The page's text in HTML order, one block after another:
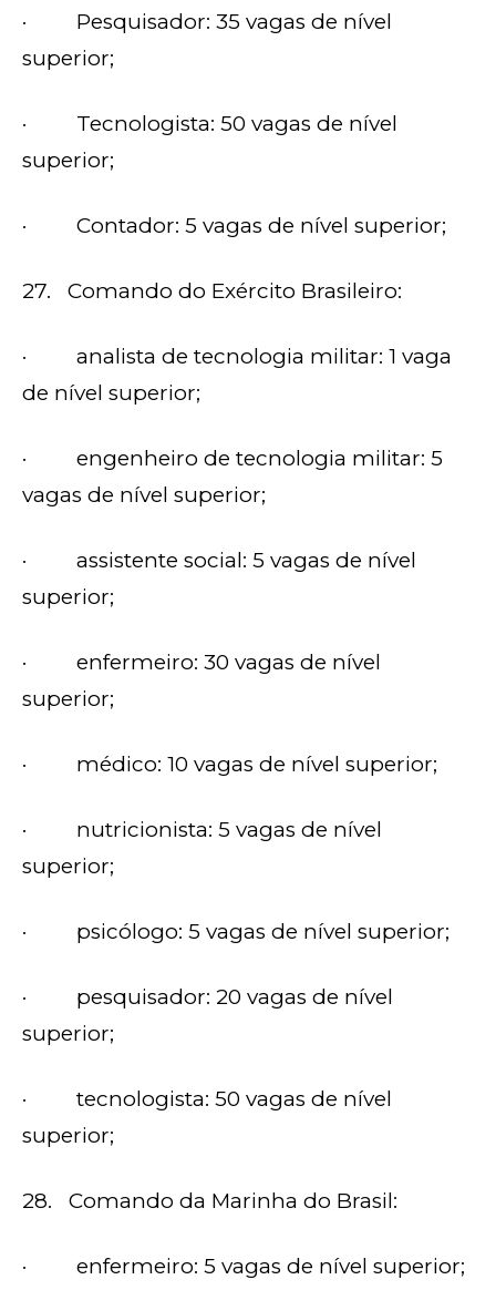
· Pesquisador: 35 vagas de nível
superior;
· Tecnologista: 50 vagas de nível
superior;
· Contador: 5 vagas de nível superior;
27. Comando do Exército Brasileiro:
· analista de tecnologia militar: 1 vaga
de nível superior;
· engenheiro de tecnologia militar: 5
vagas de nível superior;
· assistente social: 5 vagas de nível
superior;
· enfermeiro: 30 vagas de nível
superior;
· médico: 10 vagas de nível superior;
· nutricionista: 5 vagas de nível
superior;
· psicólogo: 5 vagas de nível superior;
· pesquisador: 20 vagas de nível
superior;
· tecnologista: 50 vagas de nível
superior;
28. Comando da Marinha do Brasil:
· enfermeiro: 5 vagas de nível superior;